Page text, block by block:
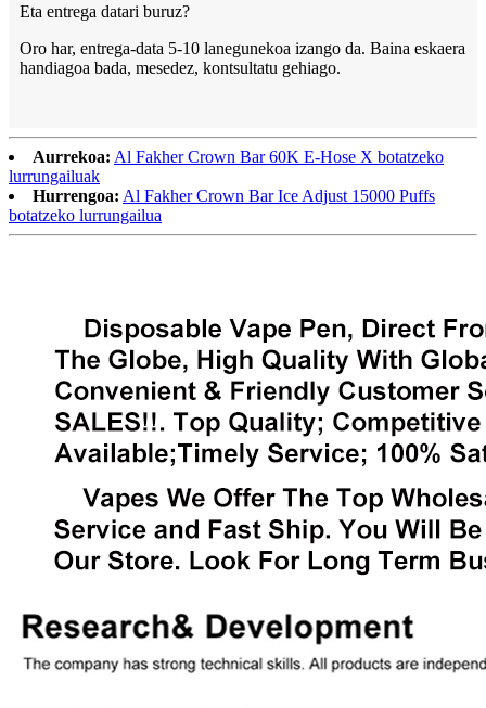
Eta entrega datari buruz?
Oro har, entrega-data 5-10 lanegunekoa izango da. Baina eskaera
handiagoa bada, mesedez, kontsultatu gehiago.
Aurrekoa: Al Fakher Crown Bar 60K E-Hose X botatzeko
lurrungailuak
Hurrengoa: Al Fakher Crown Bar Ice Adjust 15000 Puffs
botatzeko lurrungailua